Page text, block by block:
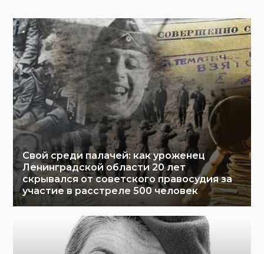
Свой среди палачей: как уроженец
Ленинградской области 20 лет
скрывался от советского правосудия за
участие в расстреле 500 человек